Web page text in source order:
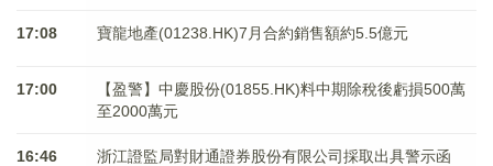
17:08 寶龍地產(01238.HK)7月合約銷售額約5.5億元
17:00
【盈警】中慶股份(01855.HK)料中期除稅後虧損500萬
至2000萬元
16:46
浙江證監局對財通證券股份有限公司採取出具警示函